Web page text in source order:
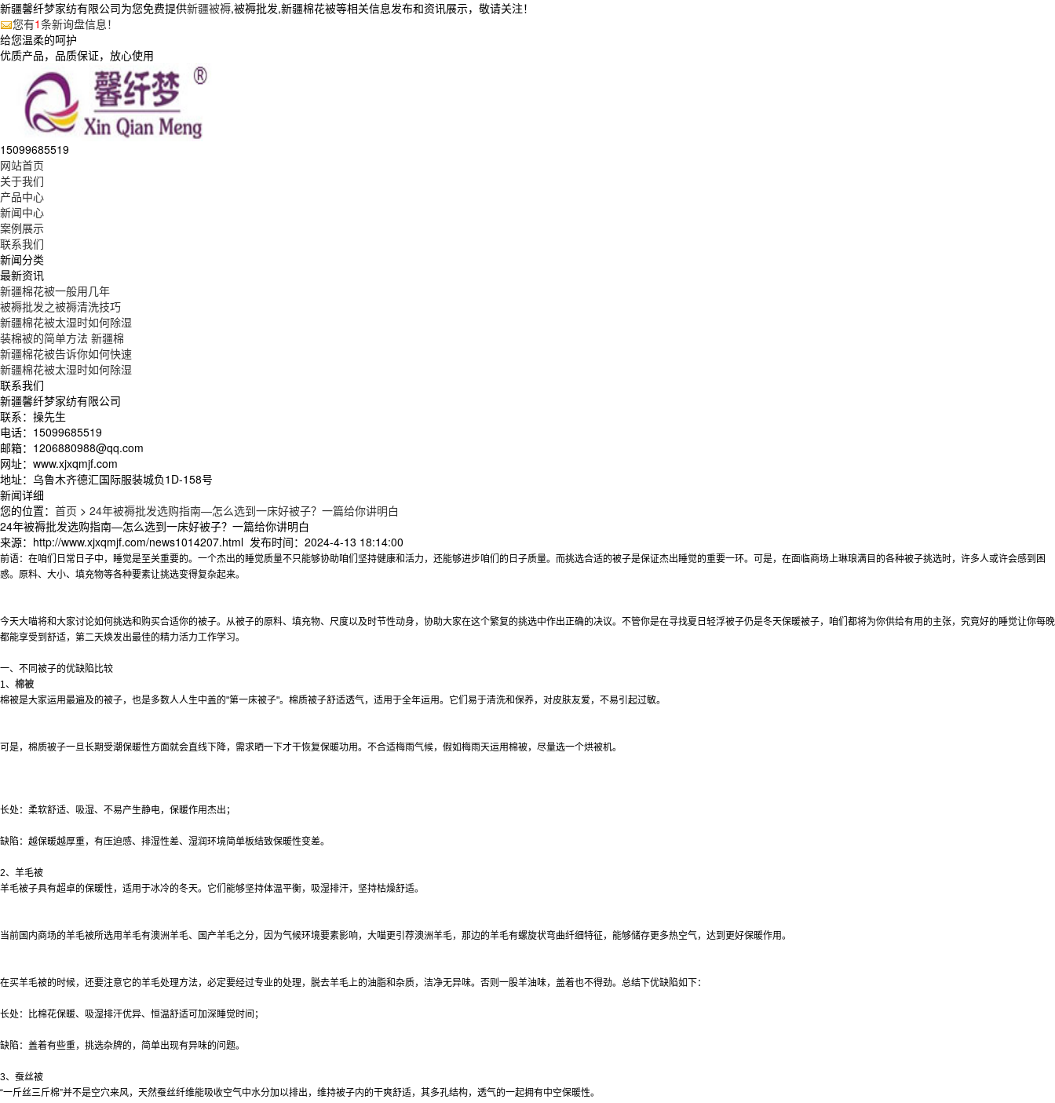
新疆馨纤梦家纺有限公司为您免费提供新疆被褥,被褥批发,新疆棉花被等相关信息发布和资讯展示，敬请关注！
您有1条新询盘信息！
给您温柔的呵护
优质产品，品质保证，放心使用
15099685519
网站首页
关于我们
产品中心
新闻中心
案例展示
联系我们
新闻分类
最新资讯
新疆棉花被一般用几年
被褥批发之被褥清洗技巧
新疆棉花被太湿时如何除湿
装棉被的简单方法 新疆棉
新疆棉花被告诉你如何快速
新疆棉花被太湿时如何除湿
联系我们
新疆馨纤梦家纺有限公司
联系：操先生
电话：15099685519
邮箱：1206880988@qq.com
网址：www.xjxqmjf.com
地址：乌鲁木齐德汇国际服装城负1D-158号
新闻详细
您的位置： 首页 > 24年被褥批发选购指南—怎么选到一床好被子？一篇给你讲明白
24年被褥批发选购指南—怎么选到一床好被子？一篇给你讲明白
来源：http://www.xjxqmjf.com/news1014207.html 发布时间：2024-4-13 18:14:00
前语：在咱们日常日子中，睡觉是至关重要的。一个杰出的睡觉质量不只能够协助咱们坚持健康和活力，还能够进步咱们的日子质量。而挑选合适的被子是保证杰出睡觉的重要一环。可是，在面临商场上琳琅满目的各种被子挑选时，许多人或许会感到困
惑。原料、大小、填充物等各种要素让挑选变得复杂起来。
今天大喵将和大家讨论如何挑选和购买合适你的被子。从被子的原料、填充物、尺度以及时节性动身，协助大家在这个繁复的挑选中作出正确的决议。不管你是在寻找夏日轻浮被子仍是冬天保暖被子，咱们都将为你供给有用的主张，究竟好的睡觉让你每晚
都能享受到舒适，第二天焕发出最佳的精力活力工作学习。
一、不同被子的优缺陷比较
1、 棉被
棉被是大家运用最遍及的被子，也是多数人人生中盖的"第一床被子"。棉质被子舒适透气，适用于全年运用。它们易于清洗和保养，对皮肤友爱，不易引起过敏。
可是，棉质被子一旦长期受潮保暖性方面就会直线下降，需求晒一下才干恢复保暖功用。不合适梅雨气候，假如梅雨天运用棉被，尽量选一个烘被机。
长处：柔软舒适、吸湿、不易产生静电，保暖作用杰出；
缺陷：越保暖越厚重，有压迫感、排湿性差、湿润环境简单板结致保暖性变差。
2、羊毛被
羊毛被子具有超卓的保暖性，适用于冰冷的冬天。它们能够坚持体温平衡，吸湿排汗，坚持枯燥舒适。
当前国内商场的羊毛被所选用羊毛有澳洲羊毛、国产羊毛之分，因为气候环境要素影响，大喵更引荐澳洲羊毛，那边的羊毛有螺旋状弯曲纤细特征，能够储存更多热空气，达到更好保暖作用。
在买羊毛被的时候，还要注意它的羊毛处理方法，必定要经过专业的处理，脱去羊毛上的油脂和杂质，洁净无异味。否则一股羊油味，盖着也不得劲。总结下优缺陷如下：
长处：比棉花保暖、吸湿排汗优异、恒温舒适可加深睡觉时间；
缺陷：盖着有些重，挑选杂牌的，简单出现有异味的问题。
3、蚕丝被
“一斤丝三斤棉”并不是空穴来风，天然蚕丝纤维能吸收空气中水分加以排出，维持被子内的干爽舒适，其多孔结构，透气的一起拥有中空保暖性。